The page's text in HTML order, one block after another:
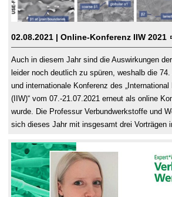
02.08.2021 | Online-Konferenz IIW 2021
Auch in diesem Jahr sind die Auswirkungen
leider noch deutlich zu spüren, weshalb die
und internationale Konferenz des
(IIW)“ vom 07.-21.07.2021 erneut als online
wurde. Die Professur Verbundwerkstoffe und
sich dieses Jahr mit insgesamt drei Vorträgen